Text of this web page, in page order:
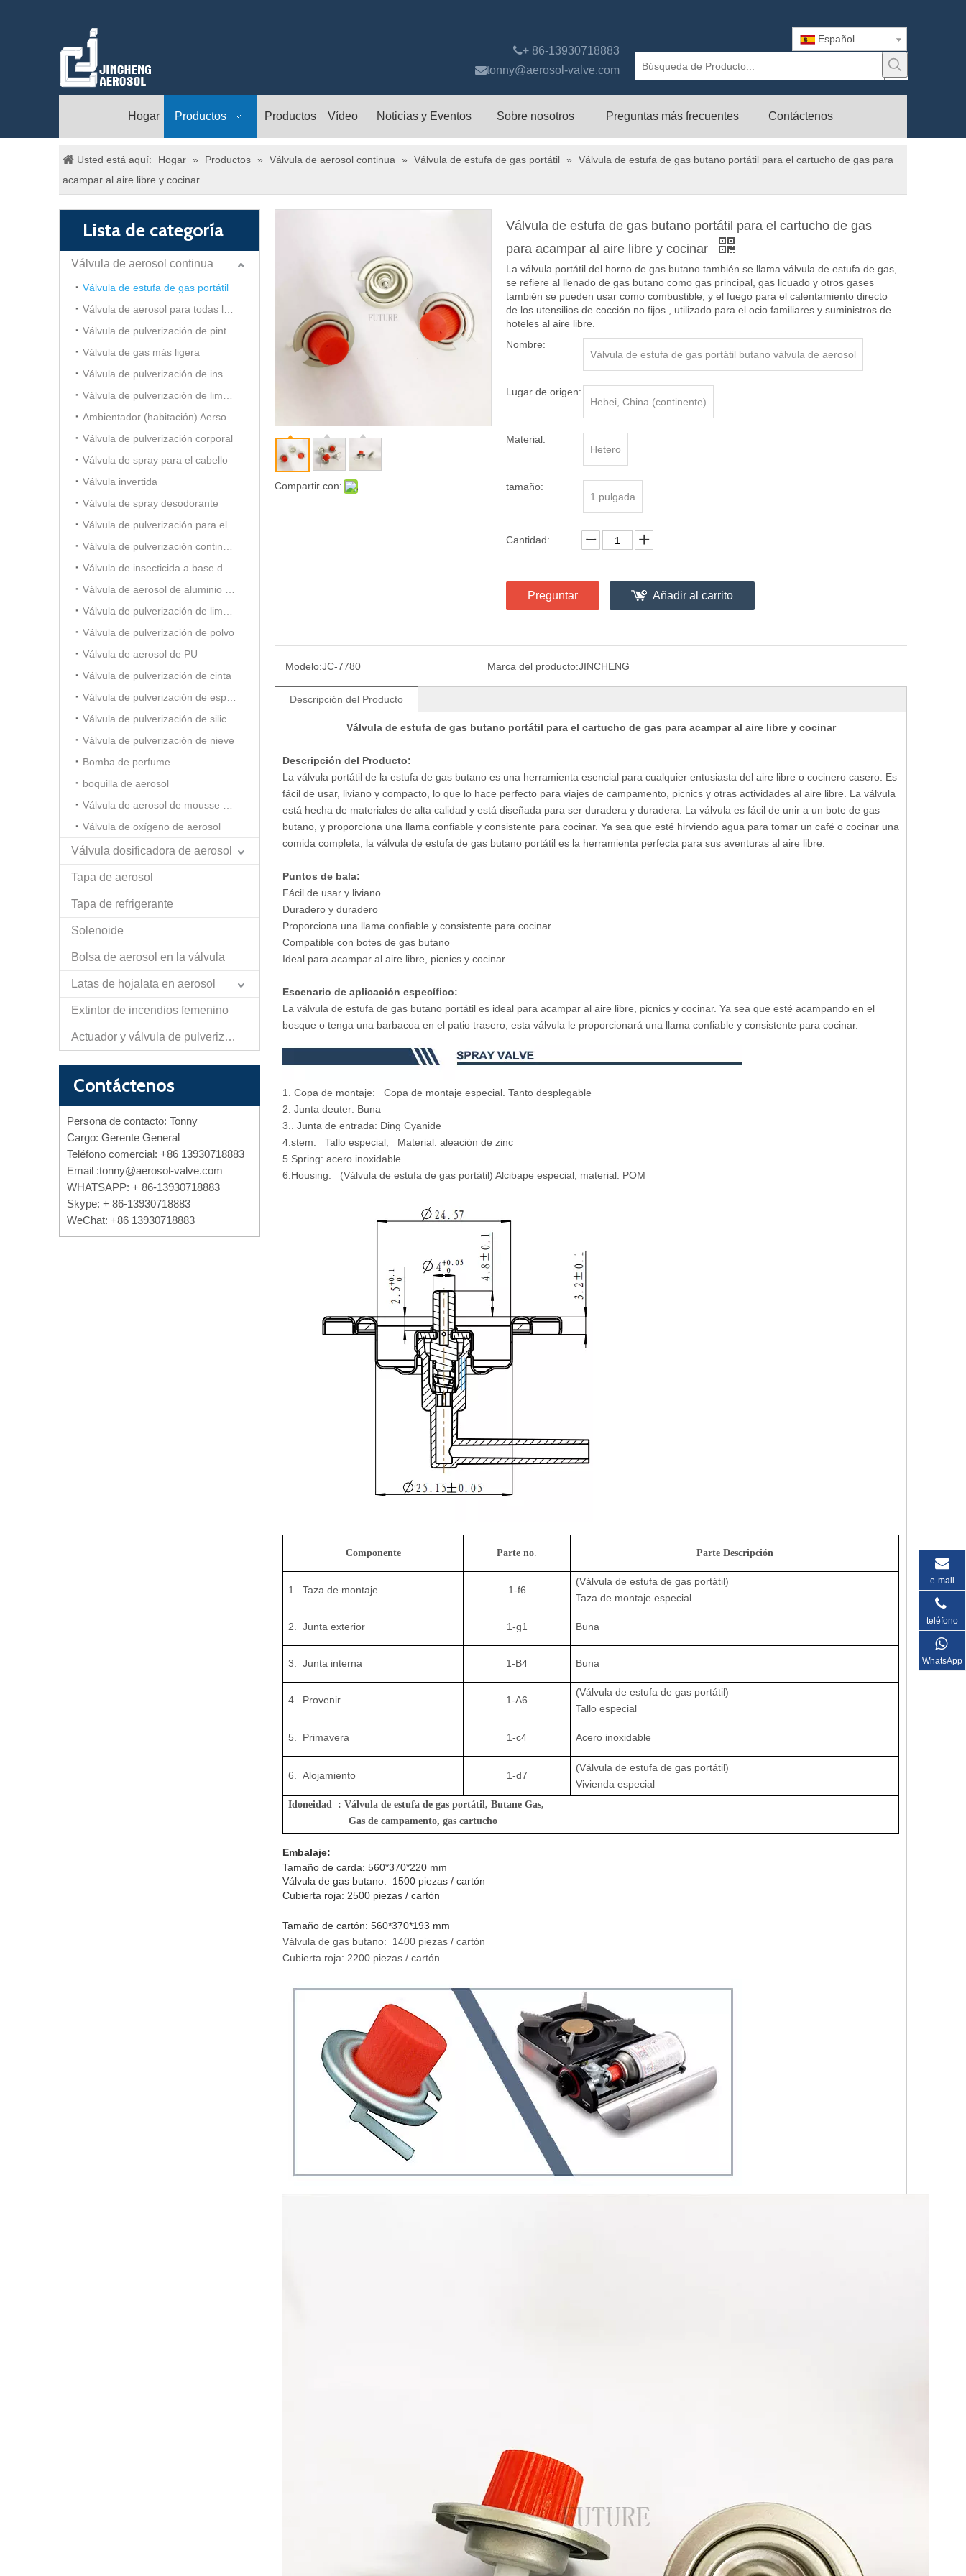
+ 86-13930718883
tonny@aerosol-valve.com
Español
Hogar Productos Productos Vídeo Noticias y Eventos Sobre nosotros Preguntas más frecuentes Contáctenos
Usted está aquí: Hogar » Productos » Válvula de aerosol continua » Válvula de estufa de gas portátil »
Válvula de estufa de gas butano portátil para el cartucho de gas para
acampar al aire libre y cocinar
Lista de categoría
Válvula de aerosol continua
Válvula de estufa de gas portátil
Válvula de gas más ligera
Válvula de pulverización corporal
Válvula de spray para el cabello
Válvula invertida
Válvula de spray desodorante
Válvula de pulverización de polvo
Válvula de aerosol de PU
Válvula de pulverización de cinta
Válvula de pulverización de nieve
Bomba de perfume
boquilla de aerosol
Válvula de oxígeno de aerosol
Válvula dosificadora de aerosol
Tapa de aerosol
Tapa de refrigerante
Solenoide
Bolsa de aerosol en la válvula
Latas de hojalata en aerosol
Extintor de incendios femenino
Actuador y válvula de pulverización de papel de autodefensa
Contáctenos
Persona de contacto: Tonny
Cargo: Gerente General
Teléfono comercial: +86 13930718883
Email :tonny@aerosol-valve.com
WHATSAPP: + 86-13930718883
Skype: + 86-13930718883
WeChat: +86 13930718883
Compartir con:
Válvula de estufa de gas butano portátil para el cartucho de gas
para acampar al aire libre y cocinar
La válvula portátil del horno de gas butano también se llama válvula de estufa de gas,
se refiere al llenado de gas butano como gas principal, gas licuado y otros gases
también se pueden usar como combustible, y el fuego para el calentamiento directo
de los utensilios de cocción no fijos , utilizado para el ocio familiares y suministros de
hoteles al aire libre.
Nombre:
Válvula de estufa de gas portátil butano válvula de aerosol
Lugar de origen:
Hebei, China (continente)
Material:
Hetero
tamaño:
1 pulgada
Cantidad:
Preguntar Añadir al carrito
Modelo:JC-7780 Marca del producto:JINCHENG
Descripción del Producto
Válvula de estufa de gas butano portátil para el cartucho de gas para acampar al aire libre y cocinar
Descripción del Producto:
La válvula portátil de la estufa de gas butano es una herramienta esencial para cualquier entusiasta del aire libre o cocinero casero. Es
fácil de usar, liviano y compacto, lo que lo hace perfecto para viajes de campamento, picnics y otras actividades al aire libre. La válvula
está hecha de materiales de alta calidad y está diseñada para ser duradera y duradera. La válvula es fácil de unir a un bote de gas
butano, y proporciona una llama confiable y consistente para cocinar. Ya sea que esté hirviendo agua para tomar un café o cocinar una
comida completa, la válvula de estufa de gas butano portátil es la herramienta perfecta para sus aventuras al aire libre.
Puntos de bala:
Fácil de usar y liviano
Duradero y duradero
Proporciona una llama confiable y consistente para cocinar
Compatible con botes de gas butano
Ideal para acampar al aire libre, picnics y cocinar
Escenario de aplicación específico:
La válvula de estufa de gas butano portátil es ideal para acampar al aire libre, picnics y cocinar. Ya sea que esté acampando en el
bosque o tenga una barbacoa en el patio trasero, esta válvula le proporcionará una llama confiable y consistente para cocinar.
1. Copa de montaje: Copa de montaje especial. Tanto desplegable
2. Junta deuter: Buna
3.. Junta de entrada: Ding Cyanide
4.stem: Tallo especial, Material: aleación de zinc
5.Spring: acero inoxidable
6.Housing: (Válvula de estufa de gas portátil) Alcibape especial, material: POM
Componente Parte no. Parte Descripción
1. Taza de montaje 1-f6
(Válvula de estufa de gas portátil)
Taza de montaje especial
2. Junta exterior 1-g1 Buna
3. Junta interna 1-B4 Buna
4. Provenir 1-A6
(Válvula de estufa de gas portátil)
Tallo especial
5. Primavera 1-c4 Acero inoxidable
6. Alojamiento 1-d7
(Válvula de estufa de gas portátil)
Vivienda especial
Idoneidad : Válvula de estufa de gas portátil, Butane Gas,
Gas de campamento, gas cartucho
Embalaje:
Tamaño de carda: 560*370*220 mm
Válvula de gas butano: 1500 piezas / cartón
Cubierta roja: 2500 piezas / cartón
Tamaño de cartón: 560*370*193 mm
Válvula de gas butano: 1400 piezas / cartón
Cubierta roja: 2200 piezas / cartón
e-mail
teléfono
WhatsApp